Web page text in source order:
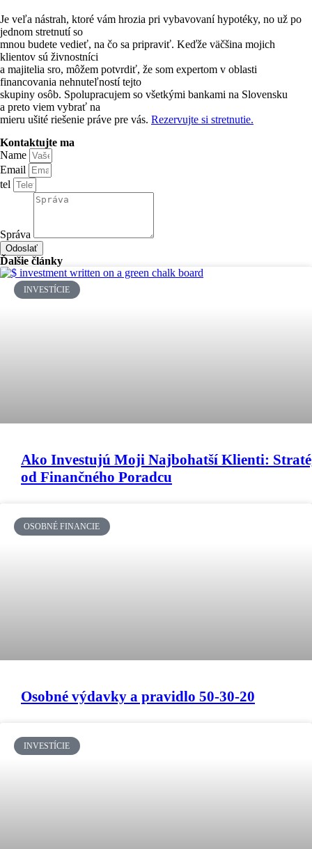
Je veľa nástrah, ktoré vám hrozia pri vybavovaní hypotéky, no už po
jednom stretnutí so
mnou budete vedieť, na čo sa pripraviť. Keďže väčšina mojich
klientov sú živnostníci
a majitelia sro, môžem potvrdiť, že som expertom v oblasti
financovania nehnuteľností tejto
skupiny osôb. Spolupracujem so všetkými bankami na Slovensku
a preto viem vybrať na
mieru ušité riešenie práve pre vás. Rezervujte si stretnutie.
Kontaktujte ma
Name
Email
tel
Správa
Odoslať
Ďalšie články
INVESTÍCIE
Ako Investujú Moji Najbohatší Klienti:
od Finančného Poradcu
OSOBNÉ FINANCIE
Osobné výdavky a pravidlo 50-30-20
INVESTÍCIE